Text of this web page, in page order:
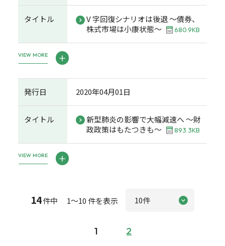
タイトル
V 字回復シナリオは後退 ～債券、
株式市場は小康状態～
680.9KB
VIEW MORE
発行日 2020年04月01日
タイトル
新型肺炎の影響で大幅減速へ ～財
政政策はもたつきも～
893.3KB
VIEW MORE
14件中 1～10 件を表示
1 2